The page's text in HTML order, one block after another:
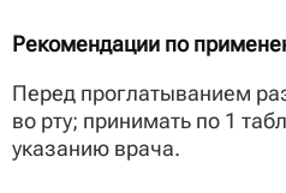
Рекомендации по
Перед проглатыванием
во рту; принимать по 1
указанию врача.